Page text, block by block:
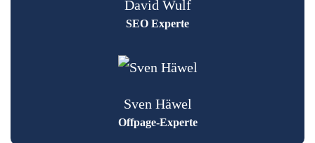
David Wulf
SEO Experte
Sven Häwel
Offpage-Experte